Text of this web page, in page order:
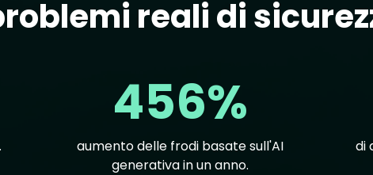
reali di
456%
aumento delle frodi basate sull'AI
generativa in un anno.
di